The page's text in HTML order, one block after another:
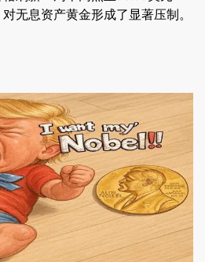
无息资产黄金形成了显著压制。